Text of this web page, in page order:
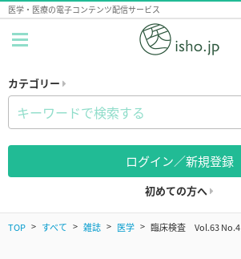
医学・医療の電子コンテンツ配信サービス
カテゴリー
ログイン／新規登録
初めての方へ
TOP すべて 雑誌 医学 臨床検査 Vol.63 No.4